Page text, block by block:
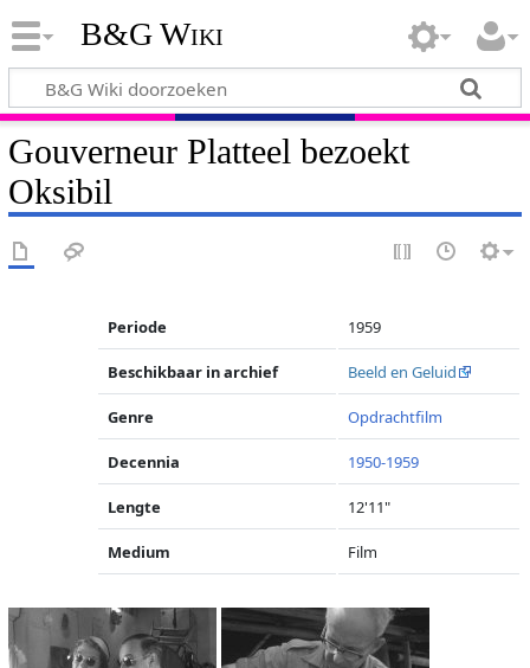
B&G Wiki
Gouverneur Platteel bezoekt
Oksibil
Periode 1959
Beschikbaar in archief Beeld en Geluid
Genre Opdrachtfilm
Decennia 1950-1959
Lengte 12'11"
Medium Film